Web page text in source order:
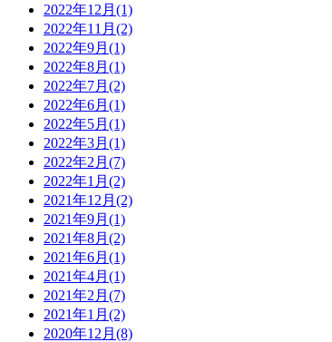
2022年12月 (1)
2022年11月 (2)
2022年9月 (1)
2022年8月 (1)
2022年7月 (2)
2022年6月 (1)
2022年5月 (1)
2022年3月 (1)
2022年2月 (7)
2022年1月 (2)
2021年12月 (2)
2021年9月 (1)
2021年8月 (2)
2021年6月 (1)
2021年4月 (1)
2021年2月 (7)
2021年1月 (2)
2020年12月 (8)